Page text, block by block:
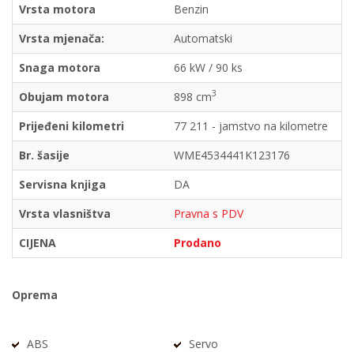
Vrsta motora
Benzin
Vrsta mjenača:
Automatski
Snaga motora
66 kW / 90 ks
Obujam motora
898 cm3
Prijeđeni kilometri
77 211 - jamstvo na kilometre
Br. šasije
WME4534441K123176
Servisna knjiga
DA
Vrsta vlasništva
Pravna s PDV
CIJENA
Prodano
Oprema
ABS
Servo